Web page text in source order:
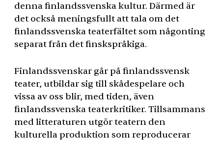
denna finlandssvenska kultur. Därmed är
det också meningsfullt att tala om det
finlandssvenska teaterfältet som någonting
separat från det finskspråkiga.
Finlandssvenskar går på finlandssvensk
teater, utbildar sig till skådespelare och
vissa av oss blir, med tiden, även
finlandssvenska teaterkritiker. Tillsammans
med litteraturen utgör teatern den
kulturella produktion som reproducerar